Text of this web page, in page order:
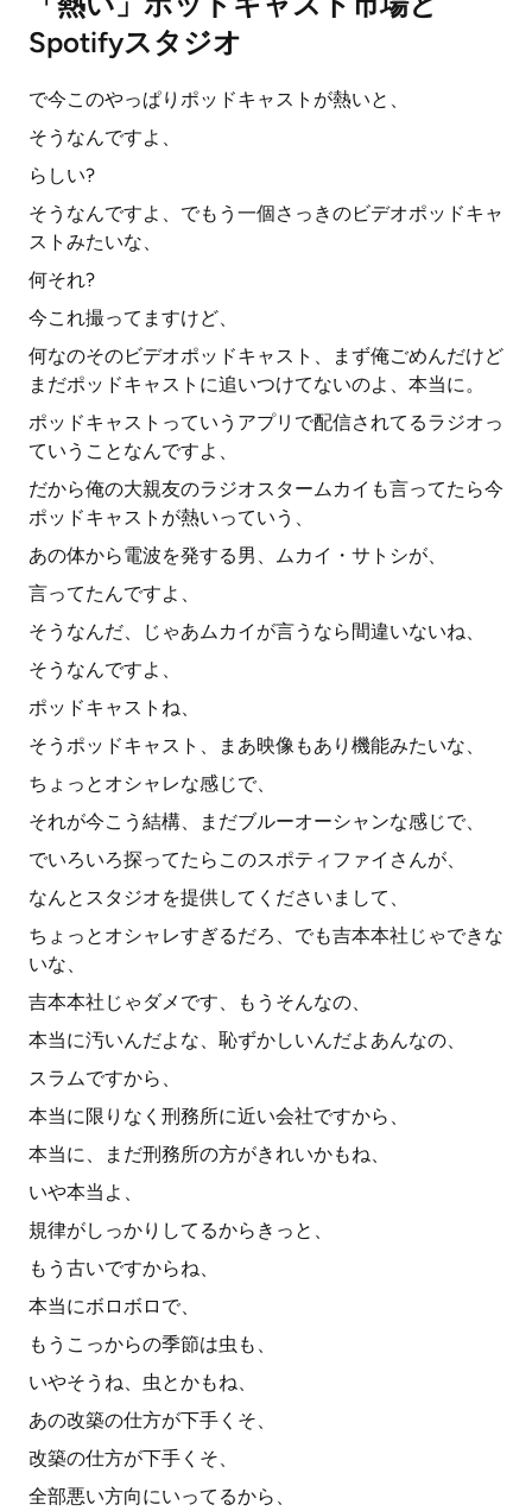
Spotifyスタジオ
で今このやっぱりポッドキャストが熱いと、
そうなんですよ、
らしい?
そうなんですよ、でもう一個さっきのビデオポッドキャ
ストみたいな、
何それ?
今これ撮ってますけど、
何なのそのビデオポッドキャスト、まず俺ごめんだけど
まだポッドキャストに追いつけてないのよ、本当に。
ポッドキャストっていうアプリで配信されてるラジオっ
ていうことなんですよ、
だから俺の大親友のラジオスタームカイも言ってたら今
ポッドキャストが熱いっていう、
あの体から電波を発する男、ムカイ・サトシが、
言ってたんですよ、
そうなんだ、じゃあムカイが言うなら間違いないね、
そうなんですよ、
ポッドキャストね、
そうポッドキャスト、まあ映像もあり機能みたいな、
ちょっとオシャレな感じで、
それが今こう結構、まだブルーオーシャンな感じで、
でいろいろ探ってたらこのスポティファイさんが、
なんとスタジオを提供してくださいまして、
ちょっとオシャレすぎるだろ、でも吉本本社じゃできな
いな、
吉本本社じゃダメです、もうそんなの、
本当に汚いんだよな、恥ずかしいんだよあんなの、
スラムですから、
本当に限りなく刑務所に近い会社ですから、
本当に、まだ刑務所の方がきれいかもね、
いや本当よ、
規律がしっかりしてるからきっと、
もう古いですからね、
本当にボロボロで、
もうこっからの季節は虫も、
いやそうね、虫とかもね、
あの改築の仕方が下手くそ、
改築の仕方が下手くそ、
全部悪い方向にいってるから、